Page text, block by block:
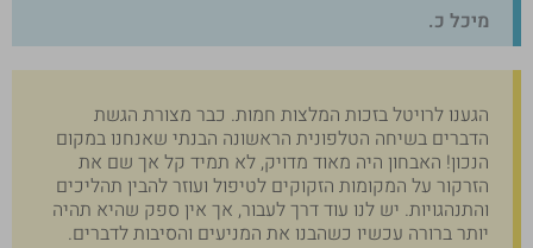
מיכל כ.
הגענו לרויטל בזכות המלצות חמות. כבר מצורת הגשת
הדברים בשיחה הטלפונית הראשונה הבנתי שאנחנו במקום
הנכון! האבחון היה מאוד מדויק, לא תמיד קל אך שם את
הזרקור על המקומות הזקוקים לטיפול ועוזר להבין תהליכים
והתנהגויות. יש לנו עוד דרך לעבור, אך אין ספק שהיא תהיה
יותר ברורה עכשיו כשהבנו את המניעים והסיבות לדברים.